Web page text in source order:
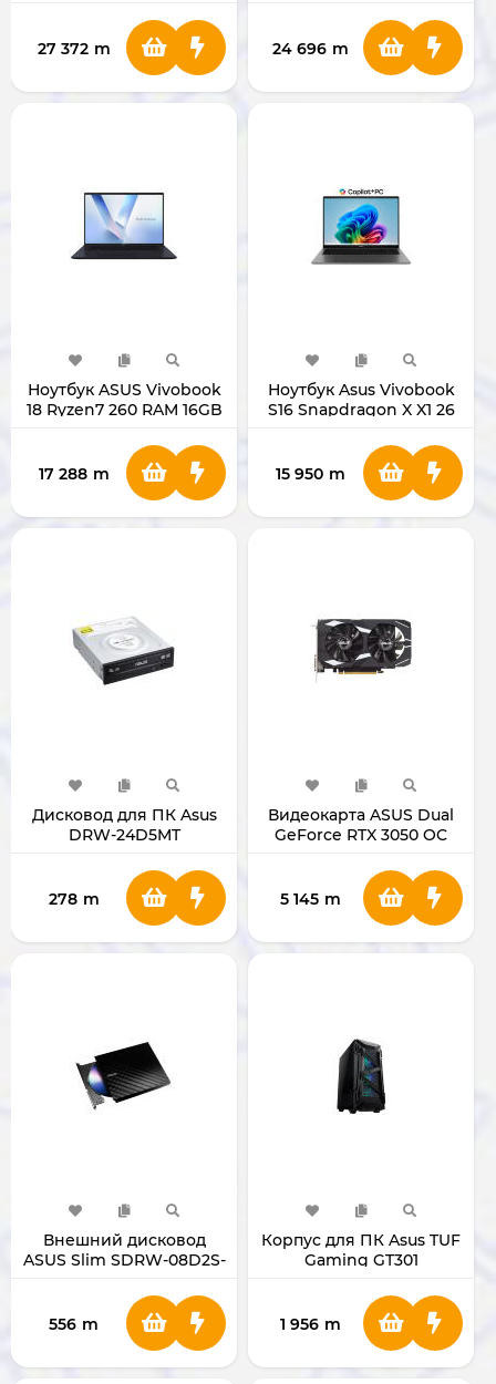
4070
27 372 m 24 696 m
Ноутбук ASUS Vivobook
18 Ryzen7 260 RAM 16GB
M1807HA-S8025
17 288 m
Ноутбук Asus Vivobook
S16 Snapdragon X X1 26
15 950 m
Дисковод для ПК Asus
DRW-24D5MT
278 m
Видеокарта ASUS Dual
GeForce RTX 3050 OC
5 145 m
Внешний дисковод
ASUS Slim SDRW-08D2S-
556 m
Корпус для ПК Asus TUF
Gaming GT301
1 956 m